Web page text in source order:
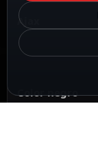
Ajax
Color negro